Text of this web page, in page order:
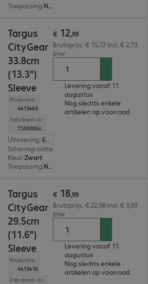
Toepassing: Notebook
Targus
CityGear
33.8cm
(13.3")
Sleeve
Productnr.:
4413463
Fabrikant-nr.:
TSS930GL
Uitvoering: Europa
Schermgrootte:
Kleur:Zwart
Toepassing: Notebook
€ 12,99
Brutoprijs: € 15,72 incl. € 2,73
btw
Levering vanaf 11.
augustus
Nog slechts enkele
artikelen op voorraad.
Targus
CityGear
29.5cm
(11.6")
Sleeve
Productnr.:
4413410
Fabrikant-nr.:
€ 18,99
Brutoprijs: € 22,98 incl. € 3,99
btw
Levering vanaf 11.
augustus
Nog slechts enkele
artikelen op voorraad.